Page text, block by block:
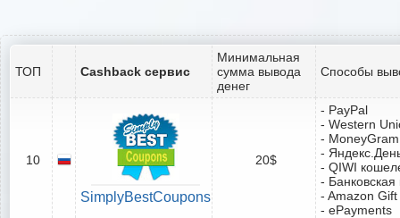
ТОП Cashback сервис
Минимальная
сумма вывода
денег
Способы
10
SimplyBestCoupons
20$
- PayPal
- Western
- MoneyGram
-
- QIWI
-
- Amazon
- ePayments